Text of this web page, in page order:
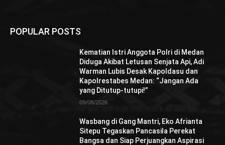
POPULAR POSTS
Kematian Istri Anggota Polri di Medan
Diduga Akibat Letusan Senjata Api, Adi
Warman Lubis Desak Kapoldasu dan
Kapolrestabes Medan: “Jangan Ada
yang Ditutup-tutupi!”
09/08/2026
Wasbang di Gang Mantri, Eko Afrianta
Sitepu Tegaskan Pancasila Perekat
Bangsa dan Siap Perjuangkan Aspirasi